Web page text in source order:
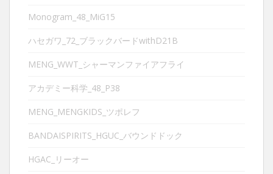
Monogram_48_MiG15
ハセガワ_72_ブラックバードwithD21B
MENG_WWT_シャーマンファイアフライ
アカデミー科学_48_P38
MENG_MENGKIDS_ツポレフ
BANDAISPIRITS_HGUC_バウンドドック
HGAC_リーオー